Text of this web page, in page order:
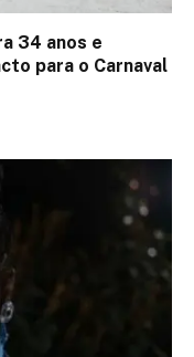
34 anos e
para o Carnaval